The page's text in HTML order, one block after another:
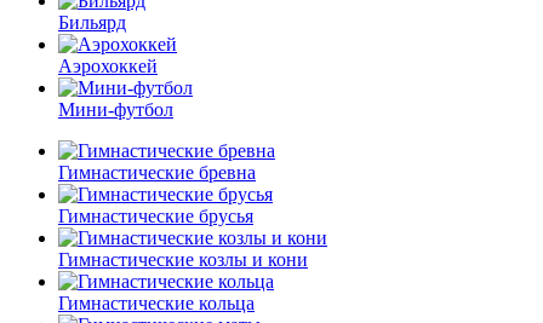
Бильярд
Аэрохоккей
Мини-футбол
Гимнастические бревна
Гимнастические брусья
Гимнастические козлы и кони
Гимнастические кольца